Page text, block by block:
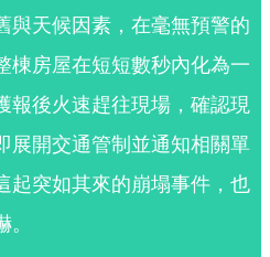
與天候因素，在毫無預警的
棟房屋在短短數秒內化為一
報後火速趕往現場，確認現
展開交通管制並通知相關單
起突如其來的崩塌事件，也